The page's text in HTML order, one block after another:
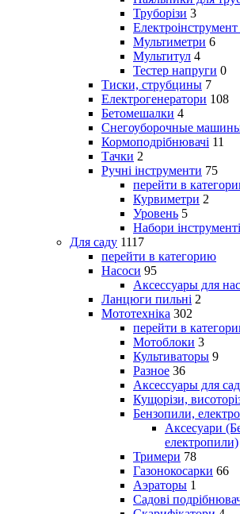
Труборізи 3
Електроінструмент
Мультиметри 6
Мультитул 4
Тестер напруги 0
Тиски, струбцины 7
Електрогенератори 108
Бетомешалки 4
Снегоуборочные
Кормоподрібнювачі 11
Тачки 2
Ручні інструменти 75
перейти в
Курвиметри 2
Уровень 5
Набори
Для саду 1117
перейти в категорию
Насоси 95
Аксессуары для
Ланцюги пильні 2
Мототехніка 302
перейти в
Мотоблоки 3
Культиваторы 9
Разное 36
Аксессуары для
Кущорізи,
Бензопили,
Аксесуари
електропили)
Тримери 78
Газонокосарки 66
Аэраторы 1
Садові